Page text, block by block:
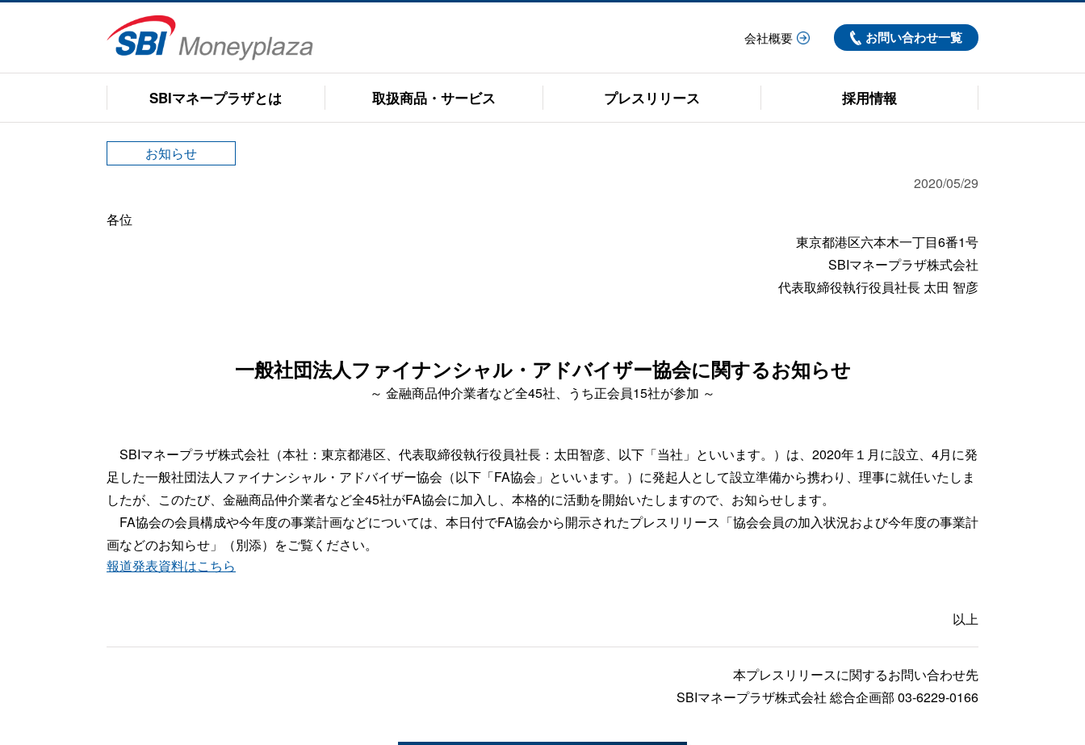
会社概要 お問い合わせ一覧
SBIマネープラザとは
拠点一覧
閉じる
取扱商品・サービス プレスリリース 採用情報
お知らせ
2020/05/29
各位
東京都港区六本木一丁目6番1号
SBIマネープラザ株式会社
代表取締役執行役員社長 太田 智彦
一般社団法人ファイナンシャル・アドバイザー協会に関するお知らせ
～ 金融商品仲介業者など全45社、うち正会員15社が参加 ～
SBIマネープラザ株式会社（本社：東京都港区、代表取締役執行役員社長：太田智彦、以下「当社」といいます。）は、2020年１月に設立、4月に発
足した一般社団法人ファイナンシャル・アドバイザー協会（以下「FA協会」といいます。）に発起人として設立準備から携わり、理事に就任いたしま
したが、このたび、金融商品仲介業者など全45社がFA協会に加入し、本格的に活動を開始いたしますので、お知らせします。
FA協会の会員構成や今年度の事業計画などについては、本日付でFA協会から開示されたプレスリリース「協会会員の加入状況および今年度の事業計
画などのお知らせ」（別添）をご覧ください。
報道発表資料はこちら
以上
本プレスリリースに関するお問い合わせ先
SBIマネープラザ株式会社 総合企画部 03-6229-0166